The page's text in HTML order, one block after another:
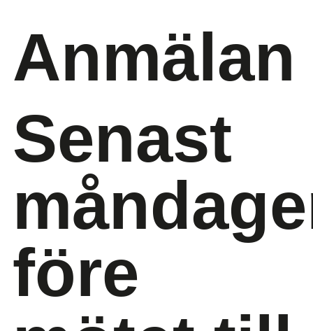
Anmälan
Senast
före